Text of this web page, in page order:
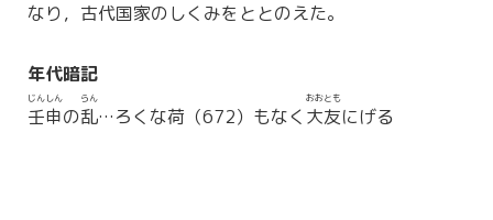
なり，古代国家のしくみをととのえた。
年代暗記
壬申
じんしん
の乱
らん
…ろくな荷（672）もなく 大友
おおとも
にげる